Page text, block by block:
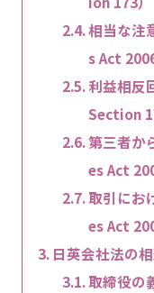
相当な注
s Act
利益相反
Section
第三者か
es Act
取引にお
es Act
日英会社法の
取締役の